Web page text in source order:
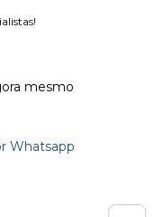
mesmo
Whatsapp